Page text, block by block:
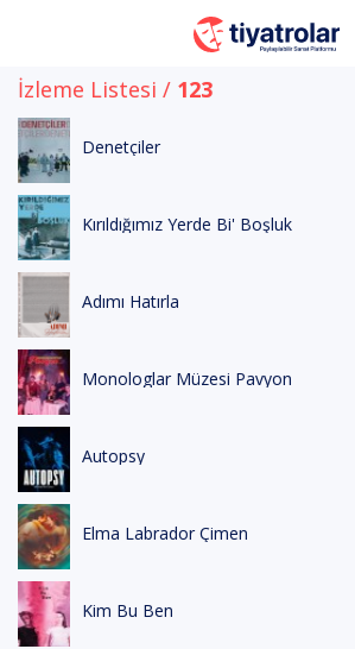
İzleme Listesi / 123
Denetçiler
Kırıldığımız Yerde Bi' Boşluk
Adımı Hatırla
Monologlar Müzesi Pavyon
Autopsy
Elma Labrador Çimen
Kim Bu Ben